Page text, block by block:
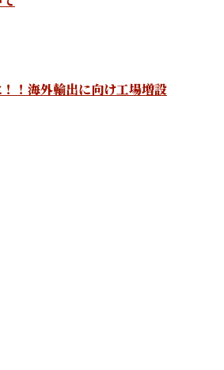
！海外輸出に向け工場増設